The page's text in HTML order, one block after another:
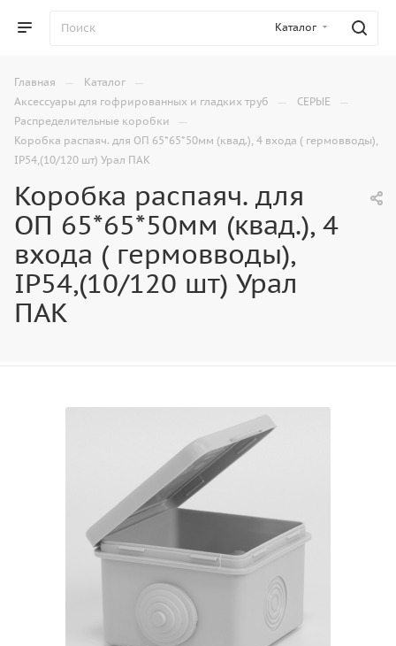
Каталог
Главная — Каталог —
Аксессуары для гофрированных и гладких труб — СЕРЫЕ —
Распределительные коробки —
Коробка распаяч. для ОП 65*65*50мм (квад.), 4 входа ( гермовводы),
IP54,(10/120 шт) Урал ПАК
Коробка распаяч. для
ОП 65*65*50мм (квад.), 4
входа ( гермовводы),
IP54,(10/120 шт) Урал
ПАК